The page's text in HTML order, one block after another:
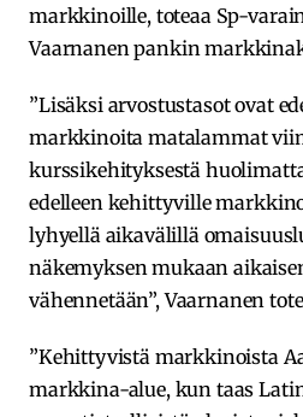
markkinoille, toteaa Sp-
Vaarnanen pankin
”Lisäksi arvostustasot ovat
markkinoita matalammat
kurssikehityksestä
edelleen kehittyville
lyhyellä aikavälillä
näkemyksen mukaan
vähennetään”, Vaarnanen
”Kehittyvistä markkinoista
markkina-alue, kun taas